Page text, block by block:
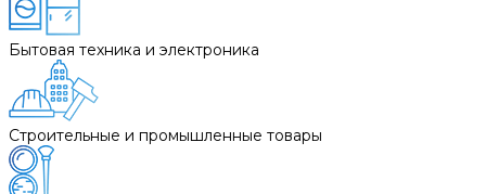
Бытовая техника и электроника
Строительные и промышленные товары